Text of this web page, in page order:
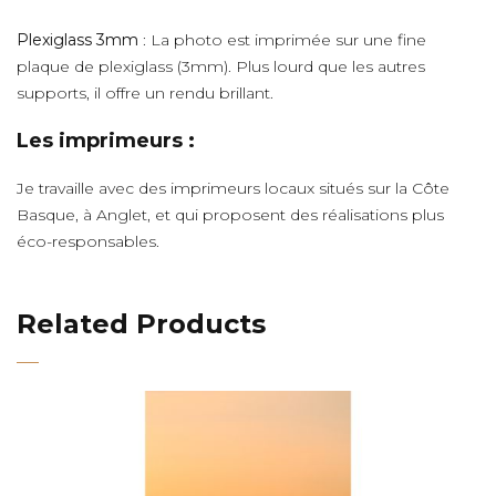
Plexiglass 3mm : La photo est imprimée sur une fine
plaque de plexiglass (3mm). Plus lourd que les autres
supports, il offre un rendu brillant.
Les imprimeurs :
Je travaille avec des imprimeurs locaux situés sur la Côte
Basque, à Anglet, et qui proposent des réalisations plus
éco-responsables.
Related Products